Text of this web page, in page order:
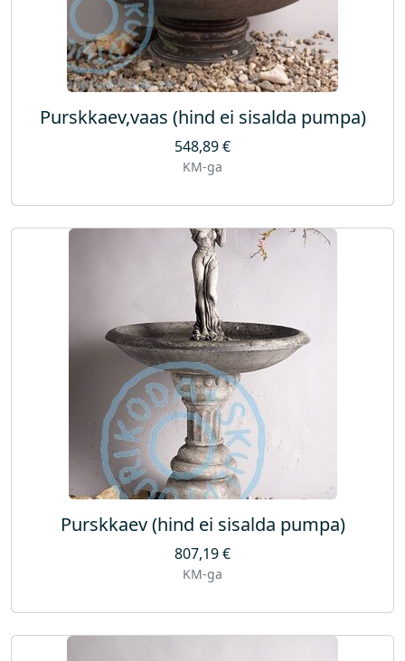
Purskkaev,vaas (hind ei sisalda pumpa)
548,89€
KM-ga
Purskkaev (hind ei sisalda pumpa)
807,19€
KM-ga